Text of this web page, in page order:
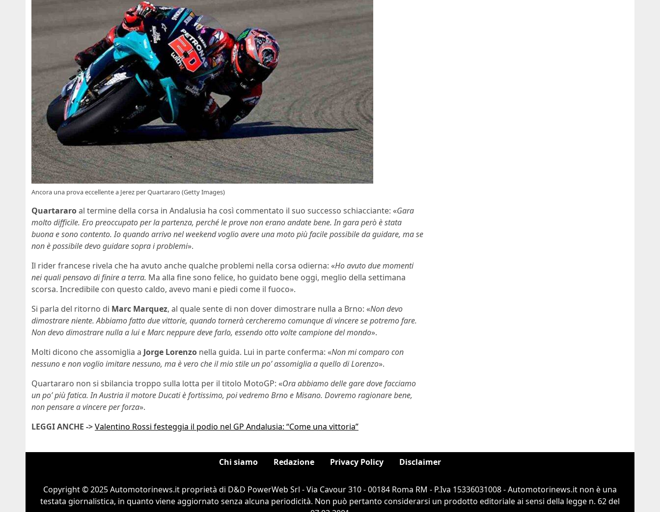
Ancora una prova eccellente a Jerez per Quartararo (Getty Images)
Quartararoal termine della corsa in Andalusia ha così commentato il suo successo schiacciante: «Gara
molto difficile. Ero preoccupato per la partenza, perché le prove non erano andate bene. In gara però è stata
buona e sono contento. Io quando arrivo nel weekend voglio avere una moto più facile possibile da guidare, ma se
non è possibile devo guidare sopra i problemi».
Il rider francese rivela che ha avuto anche qualche problemi nella corsa odierna: «Ho avuto due momenti
nei quali pensavo di finire a terra. Ma alla fine sono felice, ho guidato bene oggi, meglio della settimana
scorsa. Incredibile con questo caldo, avevo mani e piedi come il fuoco».
Si parla del ritorno di Marc Marquez, al quale sente di non dover dimostrare nulla a Brno: «Non devo
dimostrare niente. Abbiamo fatto due vittorie, quando tornerà cercheremo comunque di vincere se potremo fare.
Non devo dimostrare nulla a lui e Marc neppure deve farlo, essendo otto volte campione del mondo».
Molti dicono che assomiglia a Jorge Lorenzo nella guida. Lui in parte conferma: «Non mi comparo con
nessuno e non voglio imitare nessuno, ma è vero che il mio stile un po’ assomiglia a quello di Lorenzo».
Quartararo non si sbilancia troppo sulla lotta per il titolo MotoGP: «Ora abbiamo delle gare dove facciamo
un po’ più fatica. In Austria il motore Ducati è fortissimo, poi vedremo Brno e Misano. Dovremo ragionare bene,
non pensare a vincere per forza».
LEGGI ANCHE ->Valentino Rossi festeggia il podio nel GP Andalusia: “Come una vittoria”
Chi siamo Redazione Privacy Policy Disclaimer
Copyright © 2025 Automotorinews.it proprietà di D&D PowerWeb Srl - Via Cavour 310 - 00184 Roma RM - P.Iva 15336031008 - Automotorinews.it non è una
testata giornalistica, in quanto viene aggiornato senza alcuna periodicità. Non può pertanto considerarsi un prodotto editoriale ai sensi della legge n. 62 del